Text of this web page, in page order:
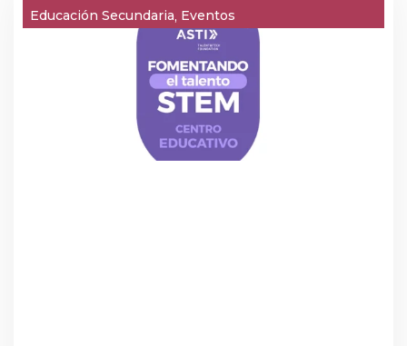
Educación Secundaria Eventos